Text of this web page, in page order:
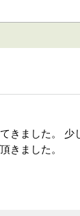
きました。
きました。